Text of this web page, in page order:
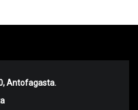
Antofagasta.